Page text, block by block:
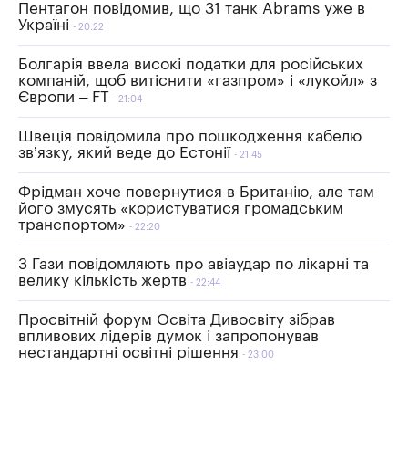
Пентагон повідомив, що 31 танк Abrams уже в
Україні
20:22
Болгарія ввела високі податки для російських
компаній, щоб витіснити «газпром» і «лукойл» з
Європи – FT
21:04
Швеція повідомила про пошкодження кабелю
зв’язку, який веде до Естонії
21:45
Фрідман хоче повернутися в Британію, але там
його змусять «користуватися громадським
транспортом»
22:20
З Гази повідомляють про авіаудар по лікарні та
велику кількість жертв
22:44
Просвітній форум Освіта Дивосвіту зібрав
впливових лідерів думок і запропонував
нестандартні освітні рішення
23:00